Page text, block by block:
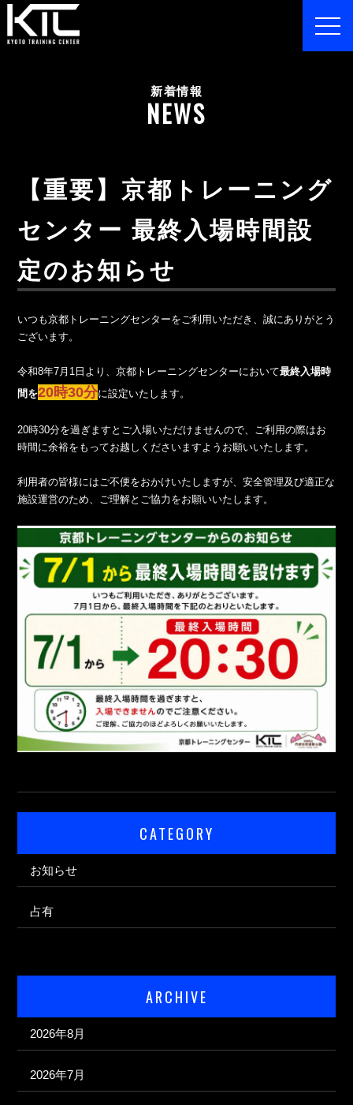
新着情報
NEWS
【重要】京都トレーニング
センター 最終入場時間設
定のお知らせ
いつも京都トレーニングセンターをご利用いただき、誠にありがとう
ございます。
令和8年7月1日より、京都トレーニングセンターにおいて最終入場時
間を20時30分に設定いたします。
20時30分を過ぎますとご入場いただけませんので、ご利用の際はお
時間に余裕をもってお越しくださいますようお願いいたします。
利用者の皆様にはご不便をおかけいたしますが、安全管理及び適正な
施設運営のため、ご理解とご協力をお願いいたします。
CATEGORY
お知らせ
占有
ARCHIVE
2026年8月
2026年7月